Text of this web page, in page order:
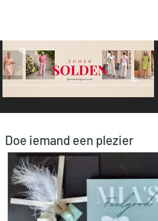
Doe iemand een plezier
met de eCadeaubon
Deze cadeaubon kunt u zowel in onze winkel
in Stekene als online gebruiken in de
webwinkel. Bij het afrekenen krijgt u dit als
een betaal optie aangeboden.